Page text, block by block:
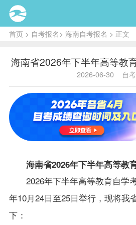
首页> 自考报名> 海南自考报名 > 正文
海南省2026年下半年高等教
2026-06-30 自
海南省2026年下半年高等教
2026年下半年高等教育自学
年10月24日至25日举行，现将我
下：